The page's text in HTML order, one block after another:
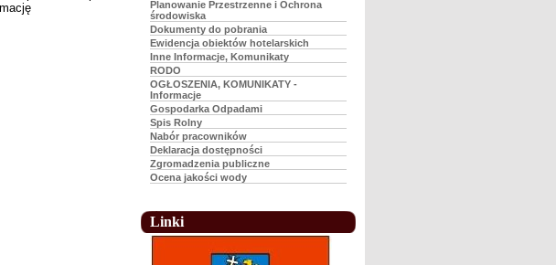
Planowanie Przestrzenne i Ochrona
środowiska
Dokumenty do pobrania
Ewidencja obiektów hotelarskich
Inne Informacje, Komunikaty
RODO
OGŁOSZENIA, KOMUNIKATY -
Informacje
Gospodarka Odpadami
Spis Rolny
Nabór pracowników
Deklaracja dostępności
Zgromadzenia publiczne
Ocena jakości wody
Linki